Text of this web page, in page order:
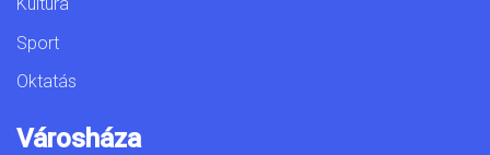
Kultúra
Sport
Oktatás
Városháza